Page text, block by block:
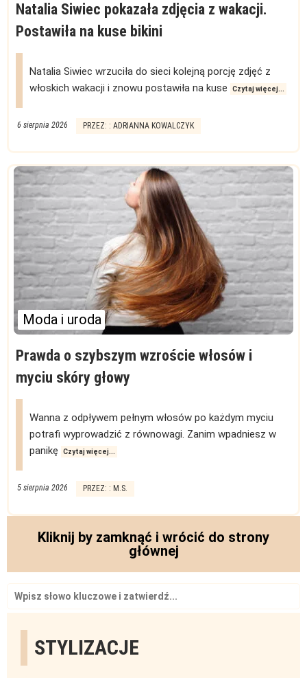
Natalia Siwiec pokazała zdjęcia z wakacji.
Postawiła na kuse bikini
Natalia Siwiec wrzuciła do sieci kolejną porcję zdjęć z
włoskich wakacji i znowu postawiła na kuse
Czytaj więcej...
6 sierpnia 2026 PRZEZ: : ADRIANNA KOWALCZYK
Moda i uroda
Prawda o szybszym wzroście włosów i
myciu skóry głowy
Wanna z odpływem pełnym włosów po każdym myciu
potrafi wyprowadzić z równowagi. Zanim wpadniesz w
panikę
Czytaj więcej...
5 sierpnia 2026 PRZEZ: : M.S.
Kliknij by zamknąć i wrócić do strony
głównej
for:
STYLIZACJE